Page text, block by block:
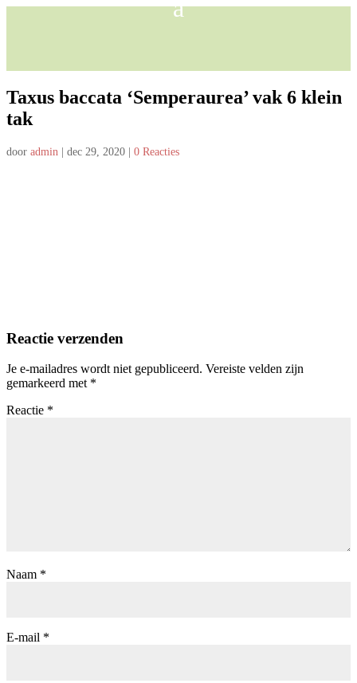
Taxus baccata ‘Semperaurea’ vak 6 klein
tak
door admin dec 29, 2020 0 Reacties
Reactie verzenden
Je e-mailadres wordt niet gepubliceerd. Vereiste velden zijn
gemarkeerd met *
Reactie *
Naam *
E-mail *